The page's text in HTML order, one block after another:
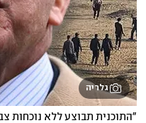
גלריה
"התוכנית תבוצע ללא נוכחות